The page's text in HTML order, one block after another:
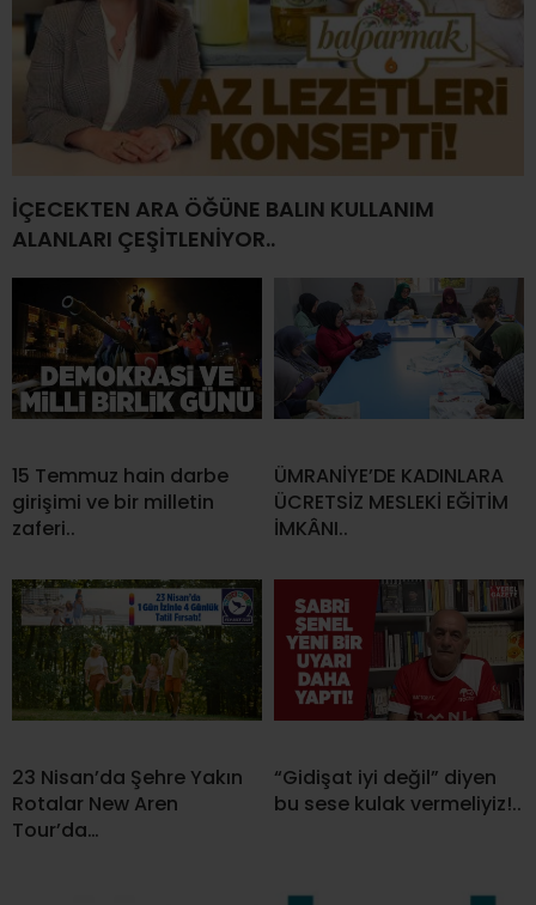
İÇECEKTEN ARA ÖĞÜNE BALIN KULLANIM
ALANLARI ÇEŞİTLENİYOR..
15 Temmuz hain darbe
girişimi ve bir milletin
zaferi..
ÜMRANİYE’DE KADINLARA
ÜCRETSİZ MESLEKİ EĞİTİM
İMKÂNI..
23 Nisan’da Şehre Yakın
Rotalar New Aren
Tour’da…
“Gidişat iyi değil” diyen
bu sese kulak vermeliyiz!..